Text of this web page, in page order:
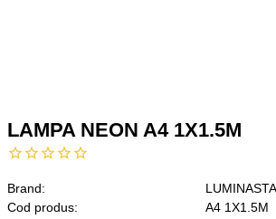
LAMPA NEON A4 1X1.5M
Brand:
Cod produs:
A4 1X1.5M